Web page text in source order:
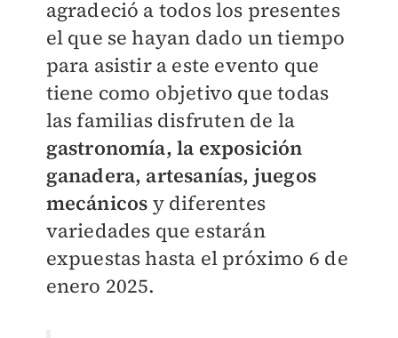
agradeció a todos los presentes
el que se hayan dado un tiempo
para asistir a este evento que
tiene como objetivo que todas
las familias disfruten de la
gastronomía, la exposición
ganadera, artesanías, juegos
mecánicos y diferentes
variedades que estarán
expuestas hasta el próximo 6 de
enero 2025.